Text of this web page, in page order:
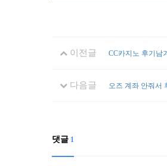
이전글 CC카지노 후기남
다음글 오즈 계좌 안줘서
댓글 1